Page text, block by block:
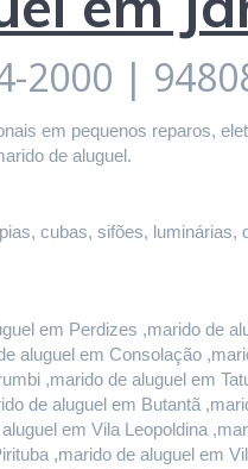
2000 |
em pequenos reparos,
de aluguel.
cubas, sifões,
em Perdizes ,marido de
aluguel em Consolação
,marido de aluguel em
de aluguel em Butantã
em Vila Leopoldina
,marido de aluguel em